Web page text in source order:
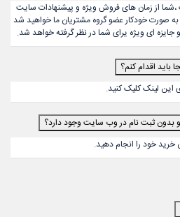
از زمان های فروش ویژه و پیشنهادات سایت
صورت خودکار عضو گروه مشتریان ما خواهید شد
ای ویژه یرای شما در نظر گرفته خواهد شد.
باید اقدام کنم؟
این لینککلیک کنید.
و بدون ثبت نام در وب سایت وجود دارد؟
خرید خود را انجام دهید.